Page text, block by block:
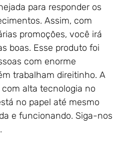
para responder os
Assim, com
promoções, você irá
boas. Esse produto foi
com enorme
trabalham direitinho. A
alta tecnologia no
no papel até mesmo
e funcionando. Siga-nos
.